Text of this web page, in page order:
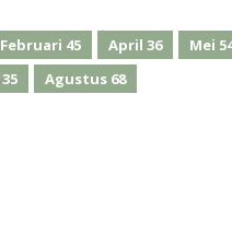
Februari 45 April 36 Mei
35 Agustus 68